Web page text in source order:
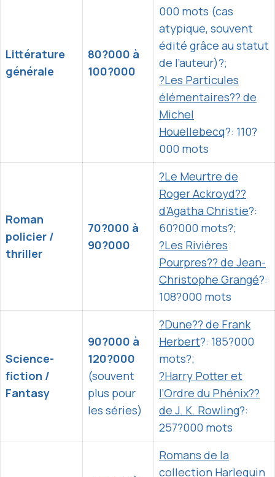
Littérature
générale
80?000 à
100?000
000 mots (cas
atypique, souvent
édité grâce au statut
de l’auteur)?;
?Les Particules
élémentaires?? de
Michel
Houellebecq?: 110?
000 mots
Roman
policier /
thriller
70?000 à
90?000
?Le Meurtre de
Roger Ackroyd??
d’Agatha Christie?:
60?000 mots?;
?Les Rivières
Pourpres?? de Jean-
Christophe Grangé?:
108?000 mots
Science-
fiction /
Fantasy
90?000 à
120?000
(souvent
plus pour
les séries)
?Dune?? de Frank
Herbert?: 185?000
mots?;
?Harry Potter et
l’Ordre du Phénix??
de J. K. Rowling?:
257?000 mots
Romans de la
collection Harlequin